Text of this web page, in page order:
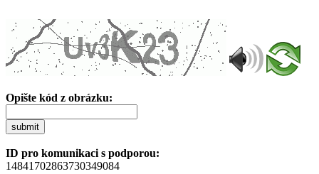
Opište kód z obrázku:
submit
ID pro komunikaci s podporou:
14841702863730349084